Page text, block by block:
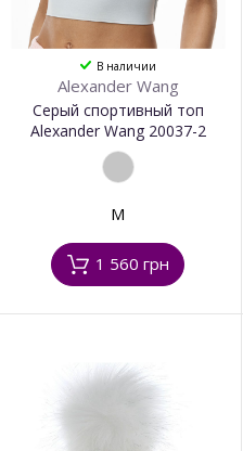
В наличии
Alexander Wang
Серый спортивный топ
Alexander Wang 20037-2
M
1 560 грн